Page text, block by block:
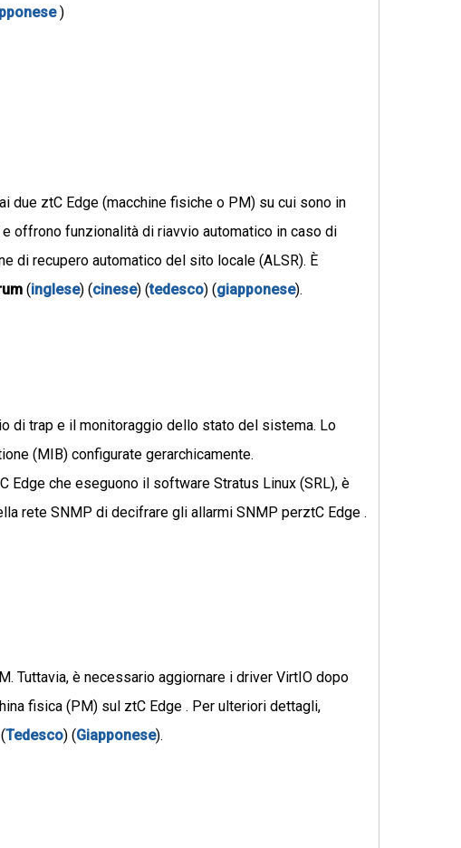
)
ztC Edge (macchine fisiche o PM) su cui sono in
offrono funzionalità di riavvio automatico in caso di
di recupero automatico del sito locale (ALSR). È
(inglese) (cinese) (tedesco) (giapponese).
di trap e il monitoraggio dello stato del sistema. Lo
(MIB) configurate gerarchicamente.
che eseguono il software Stratus Linux (SRL), è
rete SNMP di decifrare gli allarmi SNMP perztC Edge .
Tuttavia, è necessario aggiornare i driver VirtIO dopo
fisica (PM) sul ztC Edge . Per ulteriori dettagli,
Tedesco) (Giapponese).